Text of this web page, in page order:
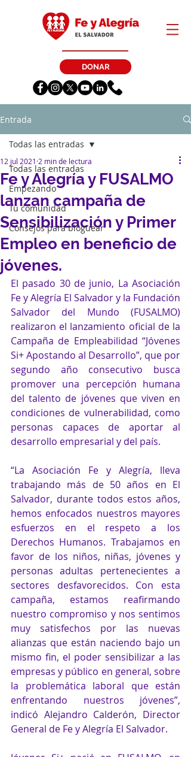
DONAR
Entrada
Todas las entradas
Empezando
Tu comunidad
Consejos para bloguear
Todas las entradas
Fe y Alegría y FUSALMO
lanzan campaña de
Sensibilización y Primer
Empleo en beneficio de
jóvenes.
12 jul 2021 2 min de lectura
El pasado 30 de junio, La Asociación
Fe y Alegría El Salvador y la Fundación
Salvador del Mundo (FUSALMO)
realizaron el lanzamiento oficial de la
Campaña de Empleabilidad “Jóvenes
Si+ Apostando al Desarrollo”, que por
segundo año consecutivo busca
promover una percepción humana
del talento de jóvenes que viven en
condiciones de vulnerabilidad, como
personas capaces de aportar al
desarrollo empresarial y del país.
“La Asociación Fe y Alegría, lleva
trabajando más de 50 años en El
Salvador, durante todos estos años,
hemos enfocados nuestros mayores
esfuerzos en el respeto a los
Derechos Humanos. Trabajamos en
favor de los niños, niñas, jóvenes y
personas adultas pertenecientes a
sectores desfavorecidos. Con esta
campaña, estamos reafirmando
nuestro compromiso y nos sentimos
muy satisfechos por las nuevas
alianzas que están naciendo bajo un
mismo fin, el poder sensibilizar a las
empresas y público en general, sobre
la problemática laboral que están
enfrentando nuestros jóvenes”,
indicó Alejandro Calderón, Director
General de Fe y Alegría El Salvador.